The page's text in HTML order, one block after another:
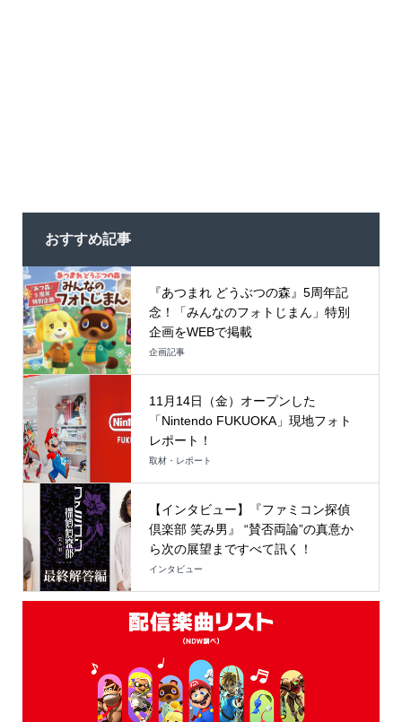
おすすめ記事
『あつまれ どうぶつの森』5周年記
念！「みんなのフォトじまん」特別
企画をWEBで掲載
企画記事
11月14日（金）オープンした
「Nintendo FUKUOKA」現地フォト
レポート！
取材・レポート
【インタビュー】『ファミコン探偵
倶楽部 笑み男』 “賛否両論”の真意か
ら次の展望まですべて訊く！
インタビュー